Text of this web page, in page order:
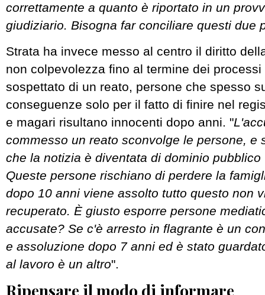
correttamente a quanto è riportato in un
giudiziario. Bisogna far conciliare questi due
Strata ha invece messo al centro il diritto
non colpevolezza fino al termine dei
sospettato di un reato, persone che spesso
conseguenze solo per il fatto di finire nel
e magari risultano innocenti dopo anni. "
commesso un reato sconvolge le persone, e
che la notizia è diventata di dominio pubblico
Queste persone rischiano di perdere la
dopo 10 anni viene assolto tutto questo non
recuperato. È giusto esporre persone
accusate? Se c'è arresto in flagrante è un
e assoluzione dopo 7 anni ed è stato
al lavoro è un altro".
Ripensare il modo di informare